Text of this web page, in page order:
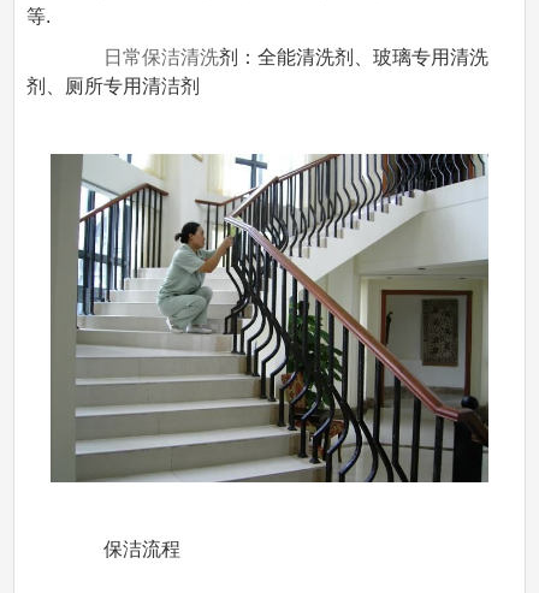
等.
日常保洁清洗剂：全能清洗剂、玻璃专用清洗
剂、厕所专用清洁剂
保洁流程